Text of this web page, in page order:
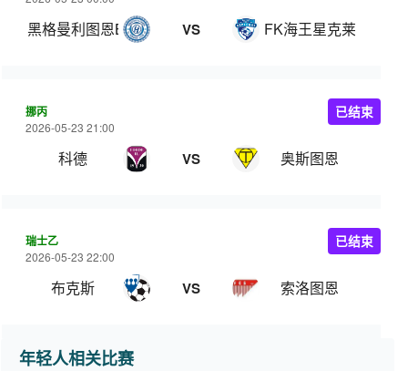
黑格曼利图恩B队 VS FK海王星克莱佩达
挪丙
2026-05-23 21:00
科德 VS 奥斯图恩
已结束
瑞士乙
2026-05-23 22:00
布克斯 VS 索洛图恩
已结束
年轻人相关比赛